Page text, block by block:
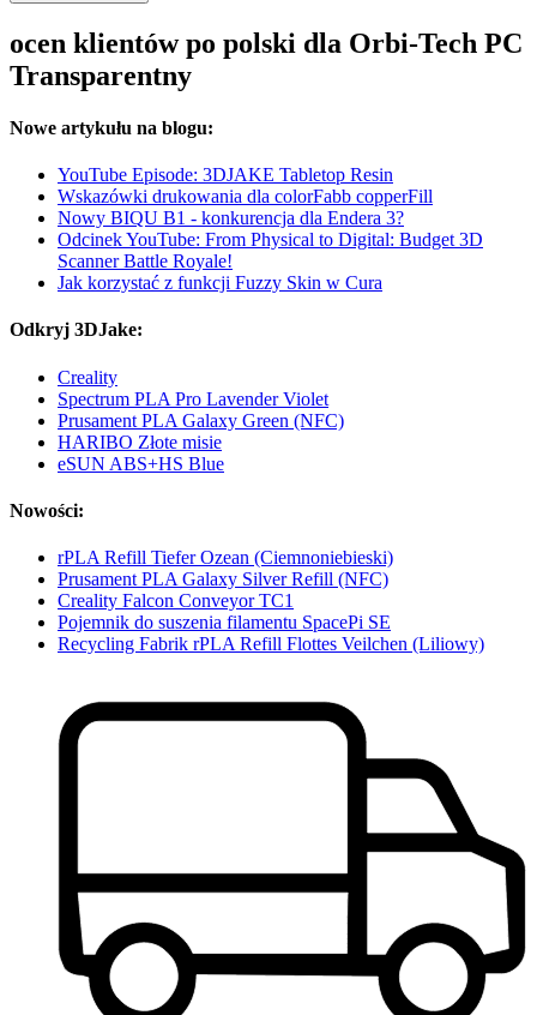
ocen klientów po polski dla Orbi-Tech PC
Transparentny
Nowe artykułu na blogu:
YouTube Episode: 3DJAKE Tabletop Resin
Wskazówki drukowania dla colorFabb copperFill
Nowy BIQU B1 - konkurencja dla Endera 3?
Odcinek YouTube: From Physical to Digital: Budget 3D
Scanner Battle Royale!
Jak korzystać z funkcji Fuzzy Skin w Cura
Odkryj 3DJake:
Creality
Spectrum PLA Pro Lavender Violet
Prusament PLA Galaxy Green (NFC)
HARIBO Złote misie
eSUN ABS+HS Blue
Nowości:
rPLA Refill Tiefer Ozean (Ciemnoniebieski)
Prusament PLA Galaxy Silver Refill (NFC)
Creality Falcon Conveyor TC1
Pojemnik do suszenia filamentu SpacePi SE
Recycling Fabrik rPLA Refill Flottes Veilchen (Liliowy)